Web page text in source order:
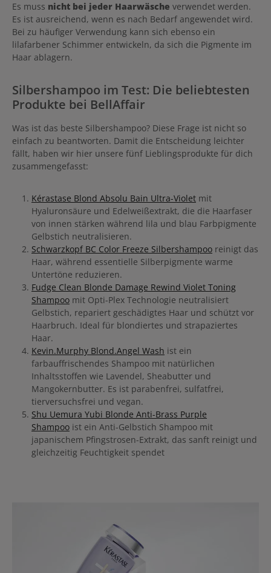
Es muss nicht bei jeder Haarwäsche verwendet werden.
Es ist ausreichend, wenn es nach Bedarf angewendet wird.
Bei zu häufiger Verwendung kann sich ebenso ein
lilafarbener Schimmer entwickeln, da sich die Pigmente im
Haar ablagern.
Silbershampoo im Test: Die beliebtesten
Produkte bei BellAffair
Was ist das beste Silbershampoo? Diese Frage ist nicht so
einfach zu beantworten. Damit die Entscheidung leichter
fällt, haben wir hier unsere fünf Lieblingsprodukte für dich
zusammengefasst:
Kérastase Blond Absolu Bain Ultra-Violet mit
Hyaluronsäure und Edelweißextrakt, die die Haarfaser
von innen stärken während lila und blau Farbpigmente
Gelbstich neutralisieren.
Schwarzkopf BC Color Freeze Silbershampoo reinigt das
Haar, während essentielle Silberpigmente warme
Untertöne reduzieren.
Fudge Clean Blonde Damage Rewind Violet Toning
Shampoo mit Opti-Plex Technologie neutralisiert
Gelbstich, repariert geschädigtes Haar und schützt vor
Haarbruch. Ideal für blondiertes und strapaziertes
Haar.
Kevin.Murphy Blond.Angel Wash ist ein
farbauffrischendes Shampoo mit natürlichen
Inhaltsstoffen wie Lavendel, Sheabutter und
Mangokernbutter. Es ist parabenfrei, sulfatfrei,
tierversuchsfrei und vegan.
Shu Uemura Yubi Blonde Anti-Brass Purple
Shampoo ist ein Anti-Gelbstich Shampoo mit
japanischem Pfingstrosen-Extrakt, das sanft reinigt und
gleichzeitig Feuchtigkeit spendet